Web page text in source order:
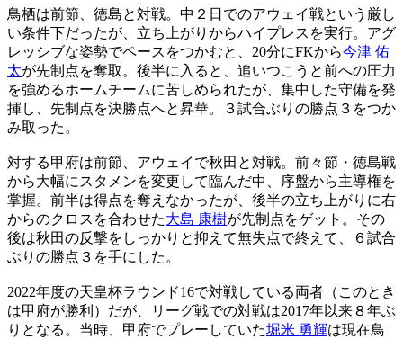
鳥栖は前節、徳島と対戦。中２日でのアウェイ戦という厳し
い条件下だったが、立ち上がりからハイプレスを実行。アグ
レッシブな姿勢でペースをつかむと、20分にFKから今津 佑
太が先制点を奪取。後半に入ると、追いつこうと前への圧力
を強めるホームチームに苦しめられたが、集中した守備を発
揮し、先制点を決勝点へと昇華。３試合ぶりの勝点３をつか
み取った。
対する甲府は前節、アウェイで秋田と対戦。前々節・徳島戦
から大幅にスタメンを変更して臨んだ中、序盤から主導権を
掌握。前半は得点を奪えなかったが、後半の立ち上がりに右
からのクロスを合わせた大島 康樹が先制点をゲット。その
後は秋田の反撃をしっかりと抑えて無失点で終えて、６試合
ぶりの勝点３を手にした。
2022年度の天皇杯ラウンド16で対戦している両者（このとき
は甲府が勝利）だが、リーグ戦での対戦は2017年以来８年ぶ
りとなる。当時、甲府でプレーしていた堀米 勇輝は現在鳥